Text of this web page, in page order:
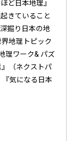
ど日本地理』
きていること
掘り日本の地
地理トピック
理ワーク& パズ
（ネクストパ
『気になる日本